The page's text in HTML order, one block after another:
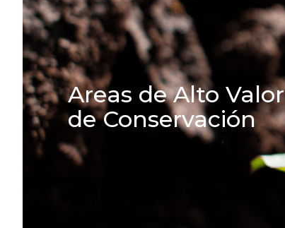
Areas de Alto Valor
de Conservación